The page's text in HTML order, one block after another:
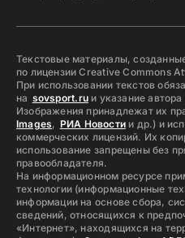
Текстовые материалы,
по лицензии Creative Commons
При использовании текстов
на sovsport.ruи указание автора
Изображения принадлежат их
Images, РИА Новости и др.) и
коммерческих лицензий. Их
использование запрещены без
правообладателя.
На информационном ресурсе
технологии (информационные
информации на основе сбора,
сведений, относящихся к
«Интернет», находящихся на